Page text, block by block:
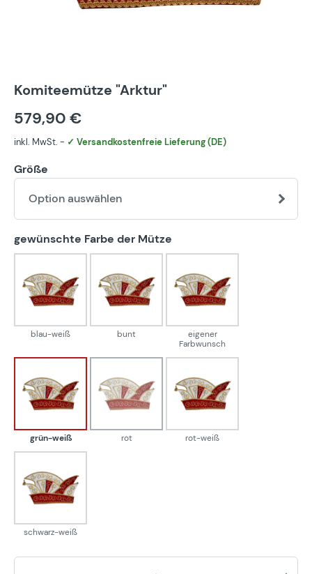
Komiteemütze "Arktur"
579,90 €
inkl. MwSt. - ✓ Versandkostenfreie Lieferung (DE)
Größe
Option auswählen
gewünschte Farbe der Mütze
blau-weiß
blau-weiß
bunt
bunt
eigener Farbwunsch
eigener
Farbwunsch
grün-weiß
grün-weiß
rot
(Diese Option ist zurzeit nicht verfügbar.)
rot
rot-weiß
rot-weiß
schwarz-weiß
schwarz-weiß